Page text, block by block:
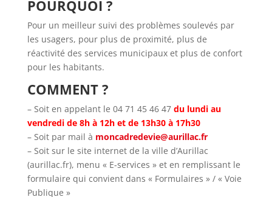
POURQUOI ?
Pour un meilleur suivi des problèmes soulevés par
les usagers, pour plus de proximité, plus de
réactivité des services municipaux et plus de confort
pour les habitants.
COMMENT ?
– Soit en appelant le 04 71 45 46 47 du lundi au
vendredi de 8h à 12h et de 13h30 à 17h30
– Soit par mail à moncadredevie@aurillac.fr
– Soit sur le site internet de la ville d’Aurillac
(aurillac.fr), menu « E-services » et en remplissant le
formulaire qui convient dans « Formulaires » / « Voie
Publique »